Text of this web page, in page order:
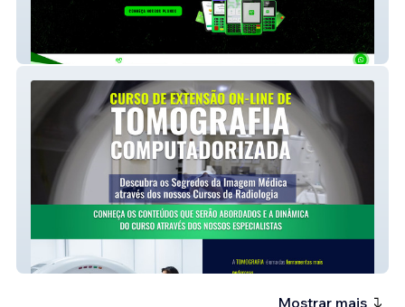
Parceira Ton
Cursos de Radiologia
Mostrar mais